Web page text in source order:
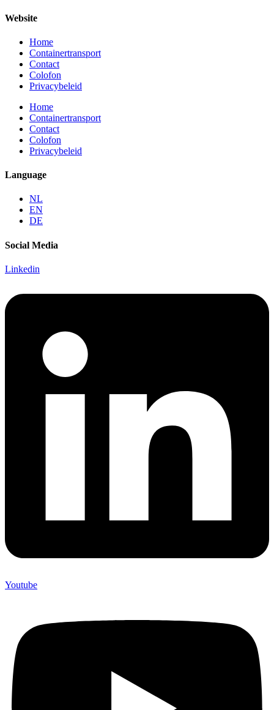
Website
Home
Containertransport
Contact
Colofon
Privacybeleid
Home
Containertransport
Contact
Colofon
Privacybeleid
Language
NL
EN
DE
Social Media
Linkedin
Youtube